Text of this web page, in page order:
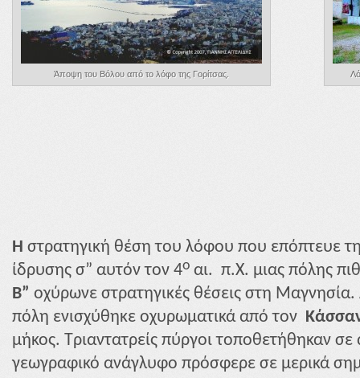
Άποψη του Βόλου από το λόφο της Γορίτσας.
Η στρατηγική θέση του λόφου που επόπτευε
ίδρυσης σ” αυτόν τον 4ο αι. π.Χ. μιας πόλης
Β” οχύρωνε στρατηγικές θέσεις στη
πόλη ενισχύθηκε οχυρωματικά από τον
μήκος. Τριαντατρείς πύργοι τοποθετήθηκαν
γεωγραφικό ανάγλυφο πρόσφερε σε μερικά